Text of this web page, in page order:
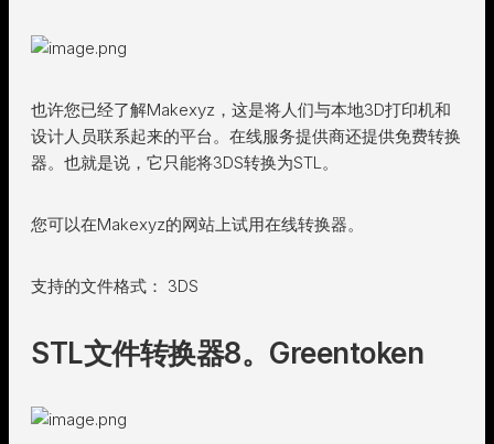
也许您已经了解Makexyz，这是将人们与本地3D打印机和
设计人员联系起来的平台。在线服务提供商还提供免费转换
器。也就是说，它只能将3DS转换为STL。
您可以在Makexyz的网站上试用在线转换器。
支持的文件格式： 3DS
STL文件转换器8。Greentoken